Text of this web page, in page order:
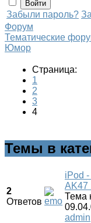
Забыли пароль?
Форум
Тематические
Юмор
Страница:
1
2
3
4
Темы в
2
Ответов
iPod
AK47
Тема
admin